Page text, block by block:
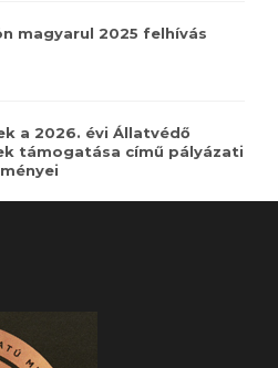
magyarul 2025 felhívás
a 2026. évi Állatvédő
támogatása című pályázati